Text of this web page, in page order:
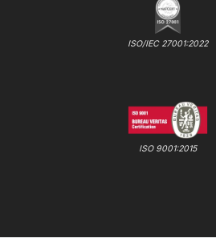
ISO/IEC 27001:2022
ISO 9001:2015